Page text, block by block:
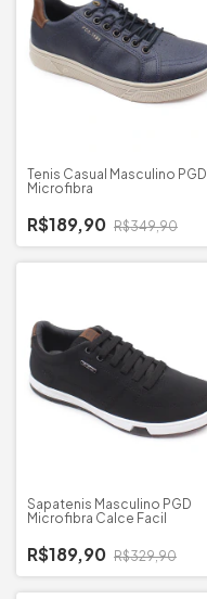
Tenis Casual Masculino PGD
Microfibra
R$189,90 R$349,90
Sapatenis Masculino PGD
Microfibra Calce Facil
R$189,90 R$329,90